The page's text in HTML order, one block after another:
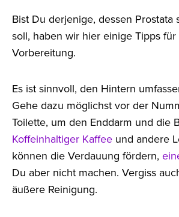
Bist Du derjenige, dessen Prostata
soll, haben wir hier einige Tipps
Vorbereitung.
Es ist sinnvoll, den Hintern
Gehe dazu möglichst vor der
Toilette, um den Enddarm und die
Koffeinhaltiger Kaffee und andere
können die Verdauung fördern,
Du aber nicht machen. Vergiss
äußere Reinigung.